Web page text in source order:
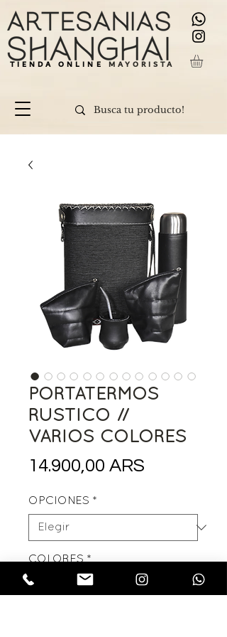
TIENDA ONLINEMAYORISTA
PORTATERMOS
RUSTICO //
VARIOS COLORES
14.900,00 ARS
OPCIONES *
COLORES *